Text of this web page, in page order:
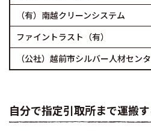
（有）南越クリーンシステム
ファイントラスト（有）
（公社）越前市シルバー人材セン
自分で指定引取所まで運搬